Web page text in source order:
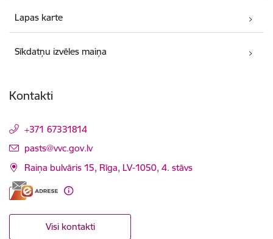
Lapas karte
Sīkdatņu izvēles maiņa
Kontakti
+371 67331814
E-pasts:
pasts@vvc.gov.lv
Raiņa bulvāris 15, Rīga, LV-1050, 4. stāvs
Visi kontakti